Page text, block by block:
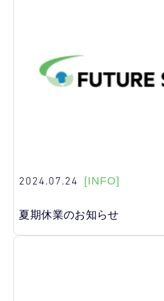
2024.07.24 [INFO]
夏期休業のお知らせ